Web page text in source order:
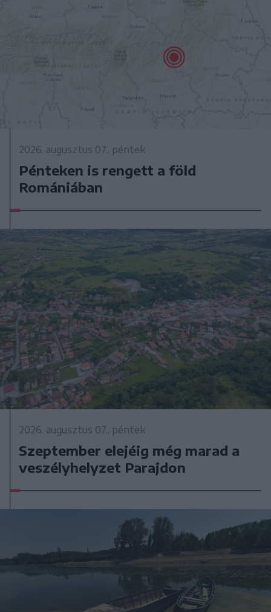
2026. augusztus 07., péntek
Pénteken is rengett a föld
Romániában
2026. augusztus 07., péntek
Szeptember elejéig még marad a
veszélyhelyzet Parajdon